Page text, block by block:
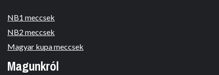
NB1 meccsek
NB2 meccsek
Magyar kupa meccsek
Magunkról